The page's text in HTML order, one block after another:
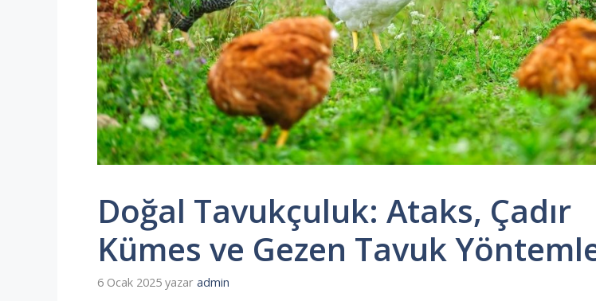
Doğal Tavukçuluk: Ataks, Çadır
Kümes ve Gezen Tavuk
6 Ocak 2025 yazar admin